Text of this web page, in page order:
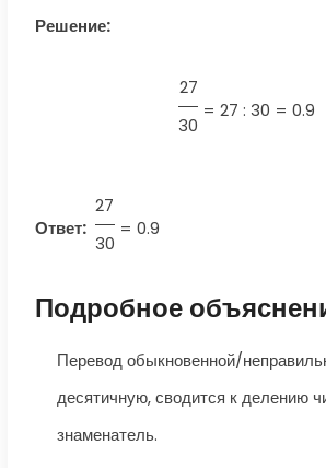
Решение:
27
30
= 27 : 30 = 0.9
Ответ:
27
30
= 0.9
Подробное
Перевод обыкновенной/
десятичную, сводится к делению
знаменатель.